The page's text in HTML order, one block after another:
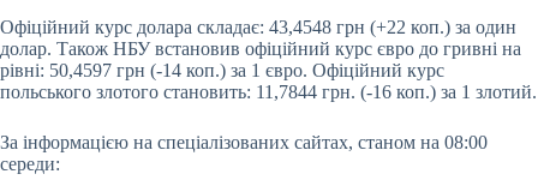
Офіційний курс долара складає: 43,4548 грн (+22 коп.) за один
долар. Також НБУ встановив офіційний курс євро до гривні на
рівні: 50,4597 грн (-14 коп.) за 1 євро. Офіційний курс
польського злотого становить: 11,7844 грн. (-16 коп.) за 1 злотий.
За інформацією на спеціалізованих сайтах, станом на 08:00
середи: